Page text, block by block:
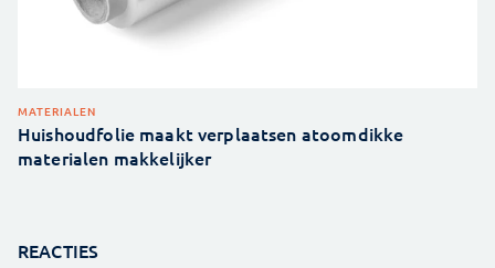
MATERIALEN
Huishoudfolie maakt verplaatsen atoomdikke
materialen makkelijker
REACTIES